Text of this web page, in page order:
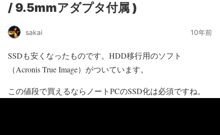
/ 9.5mmアダプタ付属 )
sakai 10年前
SSDも安くなったものです。HDD移行用のソフト
（Acronis True Image）がついています。
この値段で買えるならノートPCのSSD化は必須ですね。